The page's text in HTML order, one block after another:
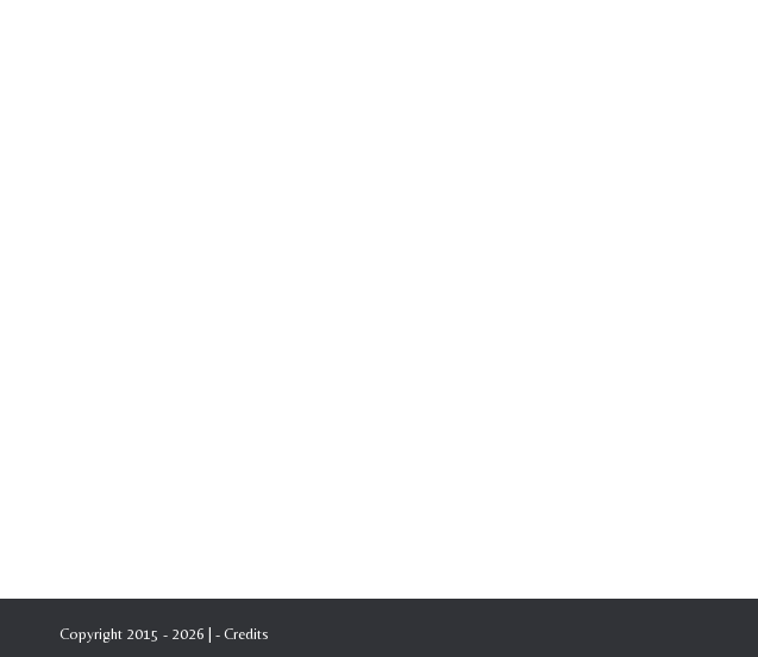
Copyright 2015 - 2026 | - Credits